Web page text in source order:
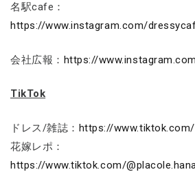
名駅cafe：
https://www.instagram.com/
会社広報： https://
TikTok
ドレス/雑誌： https://
花嫁レポ：
https://www.tiktok.com/